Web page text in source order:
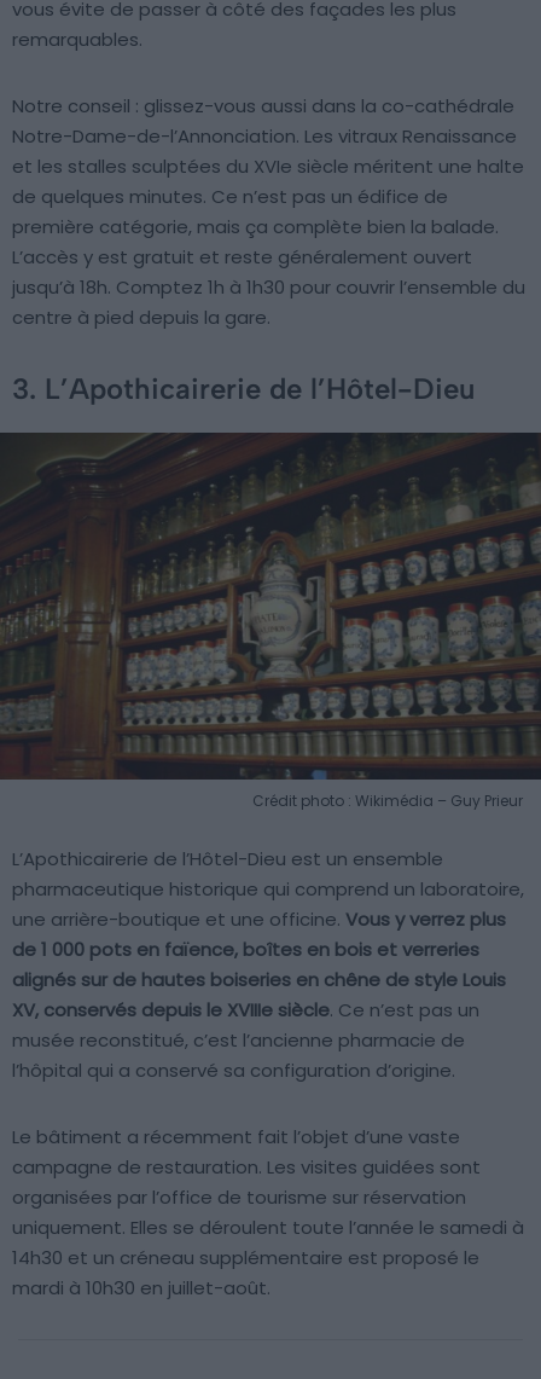
vous évite de passer à côté des façades les plus
remarquables.
Notre conseil : glissez-vous aussi dans la co-cathédrale
Notre-Dame-de-l’Annonciation. Les vitraux Renaissance
et les stalles sculptées du XVIe siècle méritent une halte
de quelques minutes. Ce n’est pas un édifice de
première catégorie, mais ça complète bien la balade.
L’accès y est gratuit et reste généralement ouvert
jusqu’à 18h. Comptez 1h à 1h30 pour couvrir l’ensemble du
centre à pied depuis la gare.
3. L’Apothicairerie de l’Hôtel-Dieu
Crédit photo : Wikimédia – Guy Prieur
L’Apothicairerie de l’Hôtel-Dieu est un ensemble
pharmaceutique historique qui comprend un laboratoire,
une arrière-boutique et une officine. Vous y verrez plus
de 1 000 pots en faïence, boîtes en bois et verreries
alignés sur de hautes boiseries en chêne de style Louis
XV, conservés depuis le XVIIIe siècle. Ce n’est pas un
musée reconstitué, c’est l’ancienne pharmacie de
l’hôpital qui a conservé sa configuration d’origine.
Le bâtiment a récemment fait l’objet d’une vaste
campagne de restauration. Les visites guidées sont
organisées par l’office de tourisme sur réservation
uniquement. Elles se déroulent toute l’année le samedi à
14h30 et un créneau supplémentaire est proposé le
mardi à 10h30 en juillet-août.